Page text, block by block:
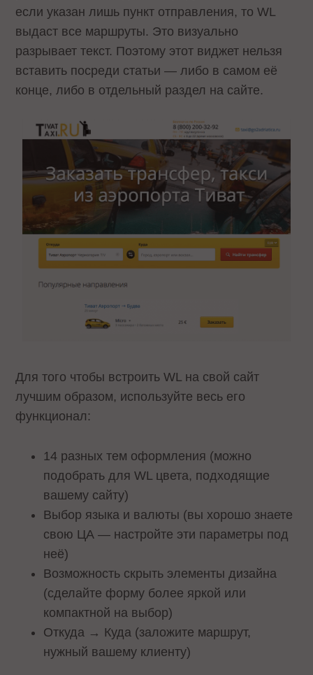
если указан лишь пункт отправления, то WL
выдаст все маршруты. Это визуально
разрывает текст. Поэтому этот виджет нельзя
вставить посреди статьи — либо в самом её
конце, либо в отдельный раздел на сайте.
Для того чтобы встроить WL на свой сайт
лучшим образом, используйте весь его
функционал:
14 разных тем оформления (можно
подобрать для WL цвета, подходящие
вашему сайту)
Выбор языка и валюты (вы хорошо знаете
свою ЦА — настройте эти параметры под
неё)
Возможность скрыть элементы дизайна
(сделайте форму более яркой или
компактной на выбор)
Откуда → Куда (заложите маршрут,
нужный вашему клиенту)